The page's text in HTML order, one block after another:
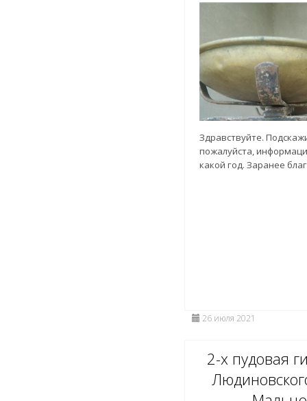
Здравствуйте.
пожалуйста,
какой год. Заранее
26 июля 2021
2-х пудовая